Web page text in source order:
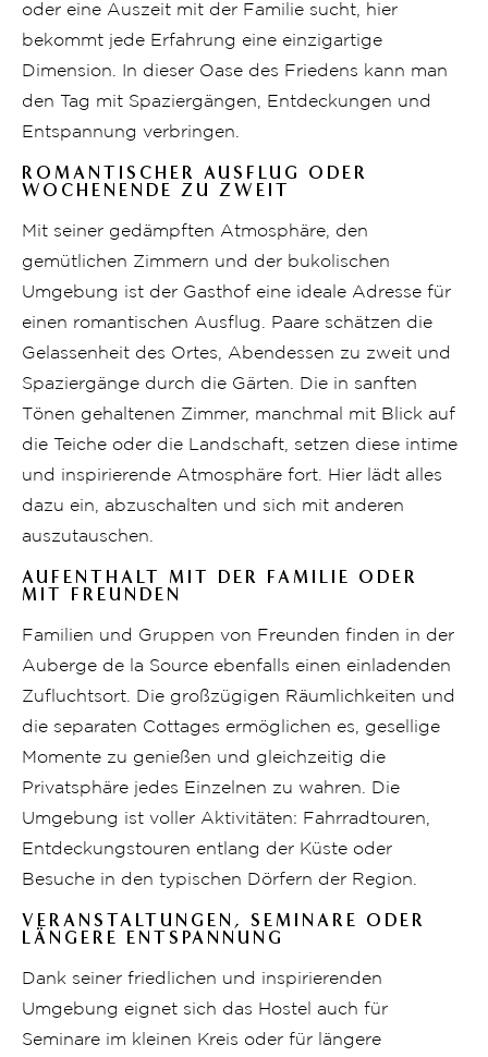
oder eine Auszeit mit der Familie sucht, hier
bekommt jede Erfahrung eine einzigartige
Dimension. In dieser Oase des Friedens kann man
den Tag mit Spaziergängen, Entdeckungen und
Entspannung verbringen.
ROMANTISCHER AUSFLUG ODER
WOCHENENDE ZU ZWEIT
Mit seiner gedämpften Atmosphäre, den
gemütlichen Zimmern und der bukolischen
Umgebung ist der Gasthof eine ideale Adresse für
einen romantischen Ausflug. Paare schätzen die
Gelassenheit des Ortes, Abendessen zu zweit und
Spaziergänge durch die Gärten. Die in sanften
Tönen gehaltenen Zimmer, manchmal mit Blick auf
die Teiche oder die Landschaft, setzen diese intime
und inspirierende Atmosphäre fort. Hier lädt alles
dazu ein, abzuschalten und sich mit anderen
auszutauschen.
AUFENTHALT MIT DER FAMILIE ODER
MIT FREUNDEN
Familien und Gruppen von Freunden finden in der
Auberge de la Source ebenfalls einen einladenden
Zufluchtsort. Die großzügigen Räumlichkeiten und
die separaten Cottages ermöglichen es, gesellige
Momente zu genießen und gleichzeitig die
Privatsphäre jedes Einzelnen zu wahren. Die
Umgebung ist voller Aktivitäten: Fahrradtouren,
Entdeckungstouren entlang der Küste oder
Besuche in den typischen Dörfern der Region.
VERANSTALTUNGEN, SEMINARE ODER
LÄNGERE ENTSPANNUNG
Dank seiner friedlichen und inspirierenden
Umgebung eignet sich das Hostel auch für
Seminare im kleinen Kreis oder für längere